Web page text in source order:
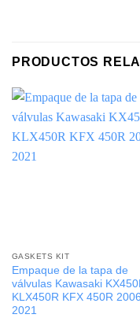
PRODUCTOS
GASKETS KIT
Empaque de la tapa de
válvulas Kawasaki
KLX450R KFX 450R
2021